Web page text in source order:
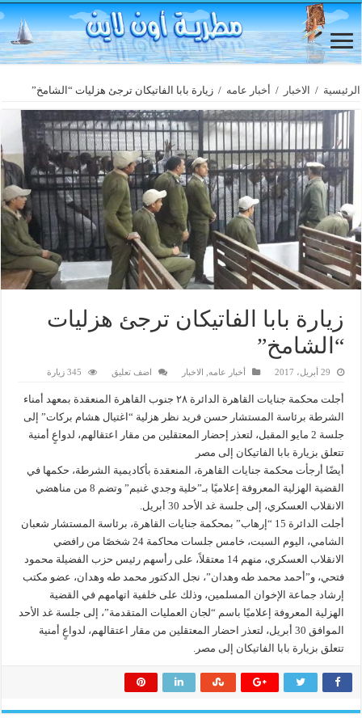
الرئيسية / الاخبار / أخبار عامه / زيارة بابا الفاتيكان ترجئ هزليات “الشامخ”
زيارة بابا الفاتيكان ترجئ هزليات
“الشامخ”
29 أبريل، 2017 أخبار عامه, الاخبار اضف تعليق 345 زيارة
أجلت محكمة جنايات القاهرة الدائرة ٢٨ جنوب القاهرة المنعقدة بمعهد أمناء
الشرطة برئاسة المستشار حسن فريد نظر هزلية “اغتيال هشام بركات” إلى
جلسة 2 مايو المقبل، لتعذر إحضار المعتقلين من مقار اعتقالهم، لدواعٍ أمنية
تتعلق بزيارة بابا الفاتيكان إلى مصر
أيضًا أرجأت محكمة جنايات القاهرة، المنعقدة بأكاديمية الشرطة، حكمها في
القضية الهزلية المعروفة إعلاميًا بـ”خلية وجدي غنيم” وتضم 8 من مناهضي
الانقلاب العسكري، إلى جلسة غد الأحد 30 أبريل.
أجلت الدائرة 15 “إرهاب” بمحكمة جنايات القاهرة، برئاسة المستشار شعبان
الشامي، اليوم السبت، خامس جلسات محاكمة 24 شخصًا من رافضي
الانقلاب العسكري، منهم 14 معتقلاً، على رأسهم رئيس حزب الفضيلة محمود
فتحي، و”أحمد محمد طه وهدان”، نجل الدكتور محمد طه وهدان، عضو مكتب
إرشاد جماعة الإخوان المسلمين، وذلك على خلفية اتهامهم في القضية
الهزلية المعروفة إعلاميًا باسم “لجان العمليات المتقدمة”، إلى جلسة غد الأحد
الموافق 30 أبريل، لتعذر احضار المعتقلين من مقار اعتقالهم، لدواعٍ أمنية
تتعلق بزيارة بابا الفاتيكان إلى مصر.